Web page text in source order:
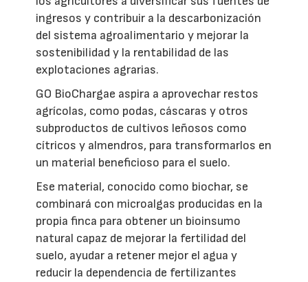
ingresos y contribuir a la descarbonización
del sistema agroalimentario y mejorar la
sostenibilidad y la rentabilidad de las
explotaciones agrarias.
GO BioChargae aspira a aprovechar restos
agrícolas, como podas, cáscaras y otros
subproductos de cultivos leñosos como
cítricos y almendros, para transformarlos en
un material beneficioso para el suelo.
Ese material, conocido como biochar, se
combinará con microalgas producidas en la
propia finca para obtener un bioinsumo
natural capaz de mejorar la fertilidad del
suelo, ayudar a retener mejor el agua y
reducir la dependencia de fertilizantes